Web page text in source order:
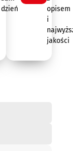
dzień
opisem
i
jakości